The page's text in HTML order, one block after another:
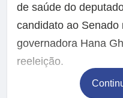
de saúde do
candidato ao Senado
governadora Hana
reeleição.